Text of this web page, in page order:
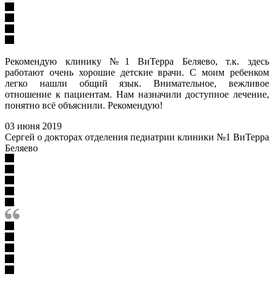
Рекомендую клинику №1 ВиТерра Беляево, т.к. здесь
работают очень хорошие детские врачи. С моим ребенком
легко нашли общий язык. Внимательное, вежливое
отношение к пациентам. Нам назначили доступное лечение,
понятно всё объяснили. Рекомендую!
03 июня 2019
Сергей о докторах отделения педиатрии клиники №1 ВиТерра
Беляево